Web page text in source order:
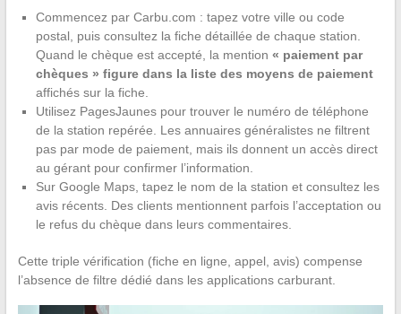
Commencez par Carbu.com : tapez votre ville ou code
postal, puis consultez la fiche détaillée de chaque station.
Quand le chèque est accepté, la mention « paiement par
chèques » figure dans la liste des moyens de paiement
affichés sur la fiche.
Utilisez PagesJaunes pour trouver le numéro de téléphone
de la station repérée. Les annuaires généralistes ne filtrent
pas par mode de paiement, mais ils donnent un accès direct
au gérant pour confirmer l’information.
Sur Google Maps, tapez le nom de la station et consultez les
avis récents. Des clients mentionnent parfois l’acceptation ou
le refus du chèque dans leurs commentaires.
Cette triple vérification (fiche en ligne, appel, avis) compense
l’absence de filtre dédié dans les applications carburant.